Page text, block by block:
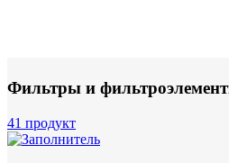
Фильтры и
41 продукт